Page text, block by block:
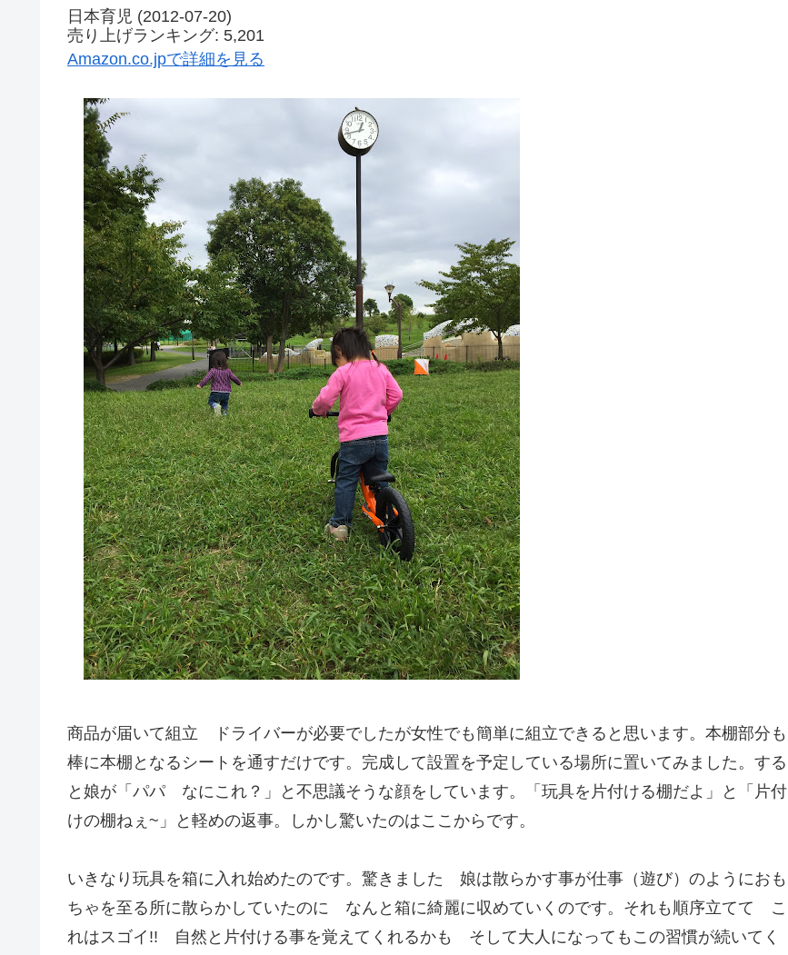
日本育児 (2012-07-20)
売り上げランキング: 5,201
Amazon.co.jpで詳細を見る
商品が届いて組立 ドライバーが必要でしたが女性でも簡単に組立できると思います。本棚部分も
棒に本棚となるシートを通すだけです。完成して設置を予定している場所に置いてみました。する
と娘が「パパ なにこれ？」と不思議そうな顔をしています。「玩具を片付ける棚だよ」と「片付
けの棚ねぇ~」と軽めの返事。しかし驚いたのはここからです。
いきなり玩具を箱に入れ始めたのです。驚きました 娘は散らかす事が仕事（遊び）のようにおも
ちゃを至る所に散らかしていたのに なんと箱に綺麗に収めていくのです。それも順序立てて こ
れはスゴイ!! 自然と片付ける事を覚えてくれるかも そして大人になってもこの習慣が続いてく